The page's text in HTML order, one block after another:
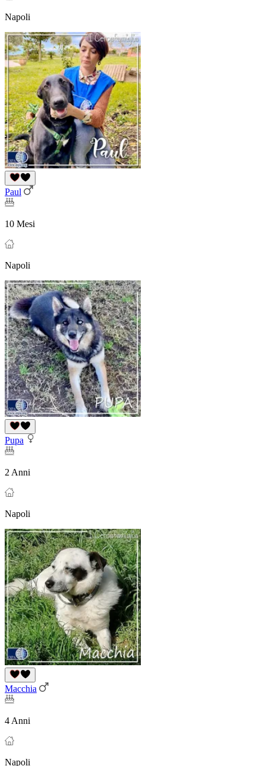
Napoli
Paul
10 Mesi
Napoli
Pupa
2 Anni
Napoli
Macchia
4 Anni
Napoli